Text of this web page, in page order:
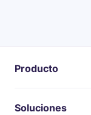
Producto
Soluciones